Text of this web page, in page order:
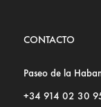
CONTACTO
Paseo de la
+34 914 02 30